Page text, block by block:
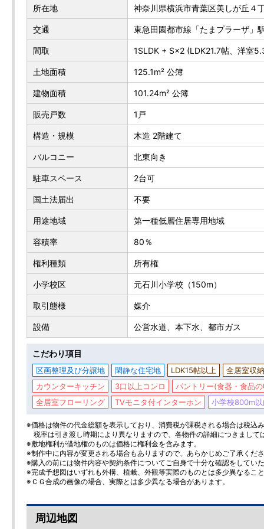
所在地 神奈川県横浜市青葉区美しが丘４
交通 東急田園都市線「たまプラーザ」
間取 1SLDK + S×2 (LDK21.7帖、洋室
土地面積 125.1m² 公簿
建物面積 101.24m² 公簿
販売戸数 1戸
構造・規模 木造 2階建て
バルコニー 北東向き
駐車スペース 2台可
国土法届出 不要
用途地域 第一種低層住居専用地域
容積率 80％
権利種類 所有権
小学校区 元石川小学校（150m）
取引態様 媒介
設備 公営水道、本下水、都市ガス
こだわり項目
区画整理及び分譲地 閑静な住宅地 LDK15帖以上
全居室収納
カウンターキッチン
3口以上コンロ
パントリー(食器・食品
全居室フローリング
TVモニタ付インターホン 小学校800m
※価格は物件の代金総額を表示しており、消費税が課税される場合は税込
税率は引き渡し時期により異なりますので、各物件の詳細につきまして
※敷地権利が借地権のものは価格に権利金を含みます。
※制作中に内容が変更される場合もありますので、あらかじめご了承くだ
※購入の前には物件内容や契約条件についてご自身で十分な確認をしてい
※完成予想図はいずれも外構、植栽、外観等実際のものとは多少異なるこ
※ＣＧ合成の画像の場合、実際とは多少異なる場合があります。
周辺地図